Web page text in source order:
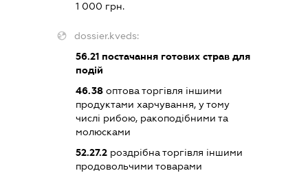
1 000 грн.
dossier.kveds:
56.21 постачання готових страв для
подій
46.38 оптова торгівля іншими
продуктами харчування, у тому
числі рибою, ракоподібними та
молюсками
52.27.2 роздрібна торгівля іншими
продовольчими товарами